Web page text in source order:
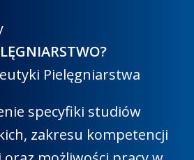
Pielęgniarstwa
specyfiki studiów
zakresu kompetencji